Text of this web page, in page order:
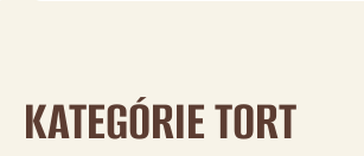
KATEGÓRIE TORT